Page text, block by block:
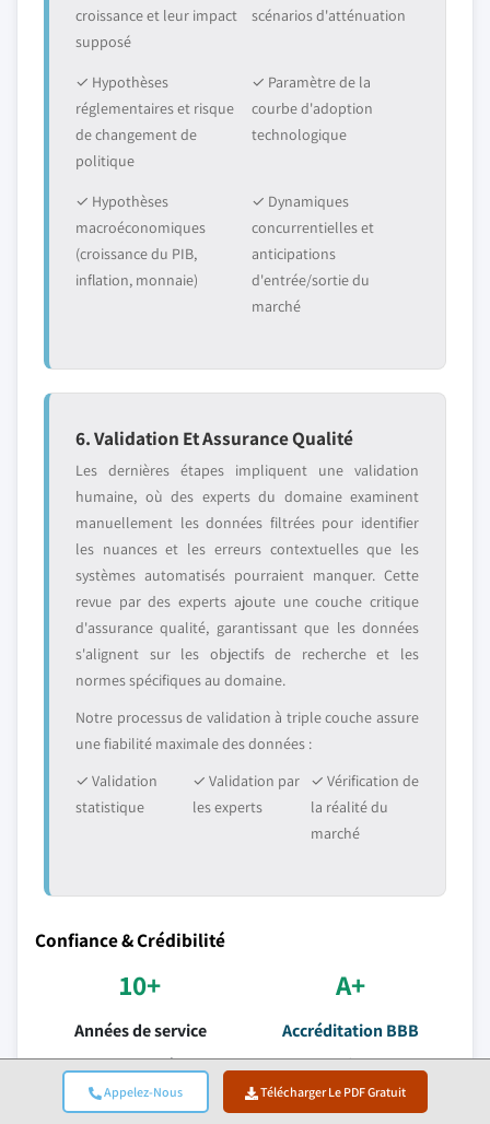
Appelez-Nous Télécharger Le PDF Gratuit
croissance et leur impact
supposé
scénarios d'atténuation
✓ Hypothèses
réglementaires et risque
de changement de
politique
✓ Paramètre de la
courbe d'adoption
technologique
✓ Hypothèses
macroéconomiques
(croissance du PIB,
inflation, monnaie)
✓ Dynamiques
concurrentielles et
anticipations
d'entrée/sortie du
marché
6. Validation Et Assurance Qualité
Les dernières étapes impliquent une validation
humaine, où des experts du domaine examinent
manuellement les données filtrées pour identifier
les nuances et les erreurs contextuelles que les
systèmes automatisés pourraient manquer. Cette
revue par des experts ajoute une couche critique
d'assurance qualité, garantissant que les données
s'alignent sur les objectifs de recherche et les
normes spécifiques au domaine.
Notre processus de validation à triple couche assure
une fiabilité maximale des données :
✓ Validation
statistique
✓ Validation par
les experts
✓ Vérification de
la réalité du
marché
Confiance & Crédibilité
10+
Années de service
Prestation cohérente
depuis la création
A+
Accréditation BBB
Normes professionnelles
et satisfactions